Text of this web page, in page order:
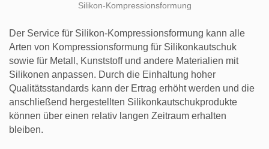
Silikon-Kompressionsformung
Der Service für Silikon-Kompressionsformung kann alle
Arten von Kompressionsformung für Silikonkautschuk
sowie für Metall, Kunststoff und andere Materialien mit
Silikonen anpassen. Durch die Einhaltung hoher
Qualitätsstandards kann der Ertrag erhöht werden und die
anschließend hergestellten Silikonkautschukprodukte
können über einen relativ langen Zeitraum erhalten
bleiben.